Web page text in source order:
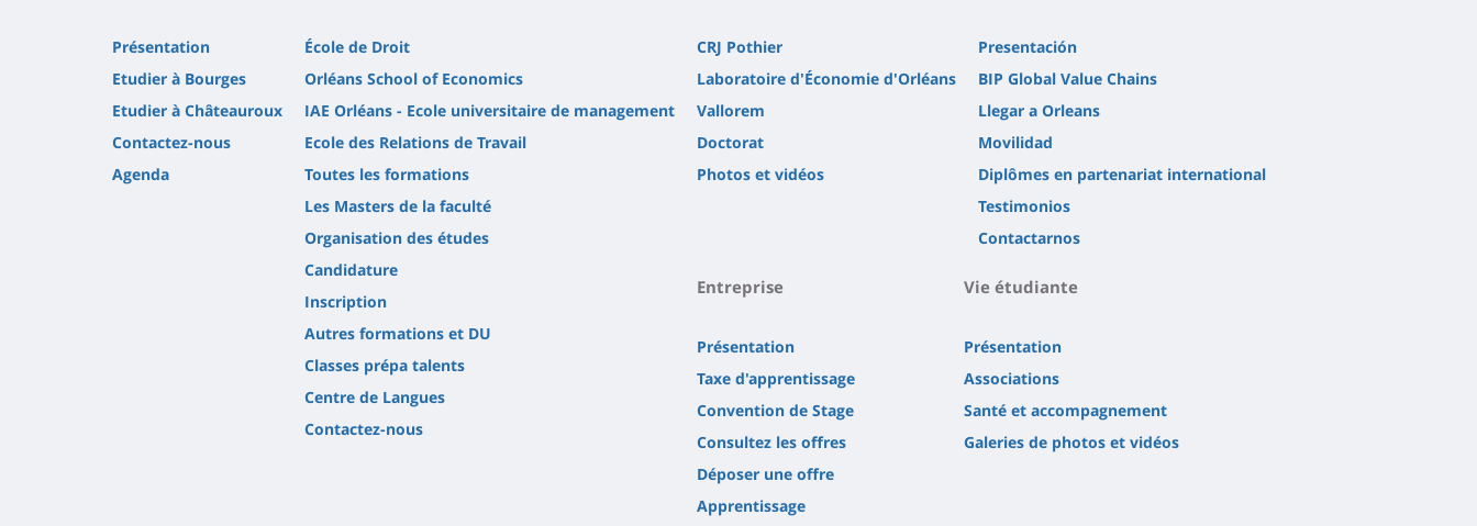
Présentation
Etudier à Bourges
Etudier à Châteauroux
Contactez-nous
Agenda
École de Droit
Orléans School of Economics
IAE Orléans - Ecole universitaire de management
Ecole des Relations de Travail
Toutes les formations
Les Masters de la faculté
Organisation des études
Candidature
Inscription
Autres formations et DU
Classes prépa talents
Centre de Langues
Contactez-nous
CRJ Pothier
Laboratoire d'Économie d'Orléans
Vallorem
Doctorat
Photos et vidéos
Presentación
BIP Global Value Chains
Llegar a Orleans
Movilidad
Diplômes en partenariat international
Testimonios
Contactarnos
Entreprise
Présentation
Taxe d'apprentissage
Convention de Stage
Consultez les offres
Déposer une offre
Apprentissage
Vie étudiante
Présentation
Associations
Santé et accompagnement
Galeries de photos et vidéos